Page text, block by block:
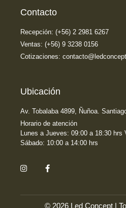
Contacto
Recepción: (+56) 2 2981 6267
Ventas: (+56) 9 3238 0156
Cotizaciones:
Ubicación
Av. Tobalaba 4899, Ñuñoa.
Horario de atención
Lunes a Jueves: 09:00 a 18:30
Sábado: 10:00 a 14:00 hrs
© 2026 Led Concept |